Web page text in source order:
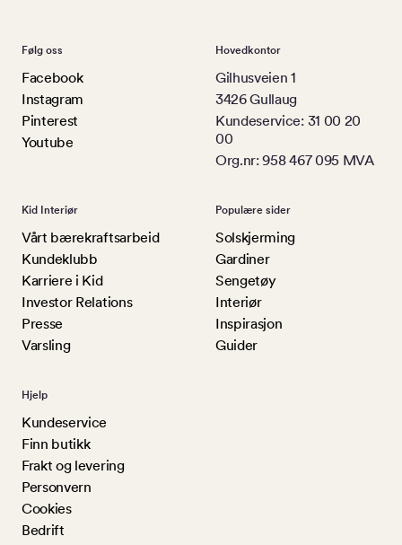
Følg oss
Facebook
Instagram
Pinterest
Youtube
Hovedkontor
Gilhusveien 1
3426 Gullaug
Kundeservice: 31 00 20
00
Org.nr: 958 467 095 MVA
Kid Interiør
Vårt bærekraftsarbeid
Kundeklubb
Karriere i Kid
Investor Relations
Presse
Varsling
Populære sider
Solskjerming
Gardiner
Sengetøy
Interiør
Inspirasjon
Guider
Hjelp
Kundeservice
Finn butikk
Frakt og levering
Personvern
Cookies
Bedrift